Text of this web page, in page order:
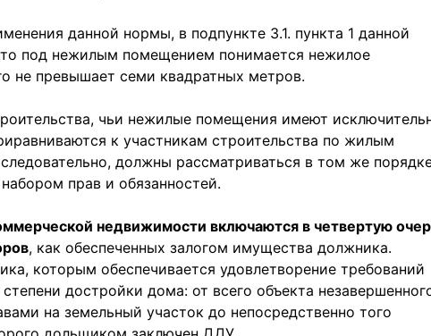
данной нормы, в подпункте 3.1. пункта 1 данной
под нежилым помещением понимается нежилое
не превышает семи квадратных метров.
чьи нежилые помещения имеют
к участникам строительства по жилым
должны рассматриваться в том же
прав и обязанностей.
недвижимости включаются в четвертую
, как обеспеченных залогом имущества должника.
которым обеспечивается удовлетворение требований
достройки дома: от всего объекта
на земельный участок до непосредственно того